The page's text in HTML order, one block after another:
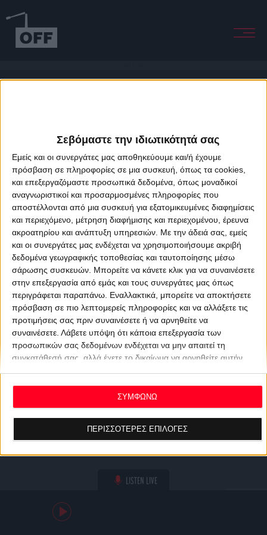
Σεβόμαστε την ιδιωτικότητά σας
Εμείς και οι συνεργάτες μας αποθηκεύουμε και/ή έχουμε
πρόσβαση σε πληροφορίες σε μια συσκευή, όπως τα cookies,
και επεξεργαζόμαστε προσωπικά δεδομένα, όπως μοναδικοί
αναγνωριστικοί και προσαρμοσμένες πληροφορίες που
αποστέλλονται από μια συσκευή για εξατομικευμένες διαφημίσεις
και περιεχόμενο, μέτρηση διαφήμισης και περιεχομένου, έρευνα
ακροατηρίου και ανάπτυξη υπηρεσιών. Με την άδειά σας, εμείς
και οι συνεργάτες μας ενδέχεται να χρησιμοποιήσουμε ακριβή
δεδομένα γεωγραφικής τοποθεσίας και ταυτοποίησης μέσω
σάρωσης συσκευών. Μπορείτε να κάνετε κλικ για να συναινέσετε
στην επεξεργασία από εμάς και τους συνεργάτες μας όπως
περιγράφεται παραπάνω. Εναλλακτικά, μπορείτε να αποκτήσετε
πρόσβαση σε πιο λεπτομερείς πληροφορίες και να αλλάξετε τις
προτιμήσεις σας πριν συναινέσετε ή να αρνηθείτε να
συναινέσετε. Λάβετε υπόψη ότι κάποια επεξεργασία των
προσωπικών σας δεδομένων ενδέχεται να μην απαιτεί τη
συγκατάθεσή σας, αλλά έχετε το δικαίωμα να αρνηθείτε αυτήν
ανακαλέσετε τη συγκατάθεσή σας ανά πάσα στιγμή
επιστρέφοντας σε αυτόν τον ιστότοπο και κάνοντας κλικ στο
κουμπί "Απορρήτου" στο κάτω μέρος της ιστοσελίδας.
ΠΕΡΙΣΣΟΤΕΡΕΣ ΕΠΙΛΟΓΕΣ
ΣΥΜΦΩΝΩ
LISTEN LIVE
About Offradio Business Class Terms & Conditions
Privacy Policy
Designed & developed byporcupine colors&Fotis Alexandrou